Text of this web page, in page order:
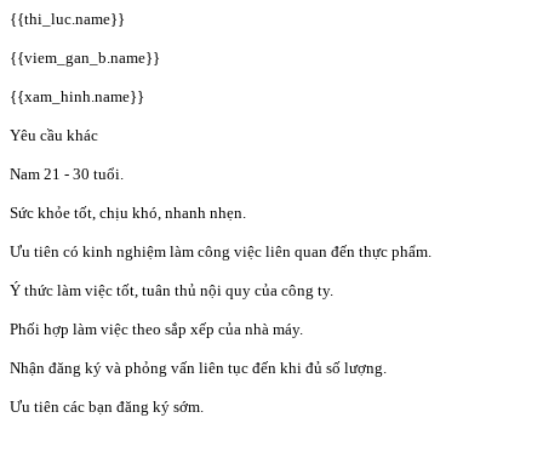
{{thi_luc.name}}
{{viem_gan_b.name}}
{{xam_hinh.name}}
Yêu cầu khác
Nam 21 - 30 tuổi.
Sức khỏe tốt, chịu khó, nhanh nhẹn.
Ưu tiên có kinh nghiệm làm công việc liên quan đến thực phẩm.
Ý thức làm việc tốt, tuân thủ nội quy của công ty.
Phối hợp làm việc theo sắp xếp của nhà máy.
Nhận đăng ký và phỏng vấn liên tục đến khi đủ số lượng.
Ưu tiên các bạn đăng ký sớm.